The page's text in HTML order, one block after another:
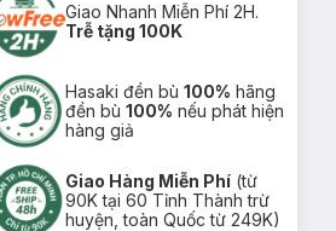
Giao Nhanh Miễn Phí 2H.
Trễ tặng 100K
Hasaki đền bù100% hãng
đền bù100% nếu phát hiện
hàng giả
Giao Hàng Miễn Phí (từ
90K tại 60 Tỉnh Thành trừ
huyện, toàn Quốc từ 249K)